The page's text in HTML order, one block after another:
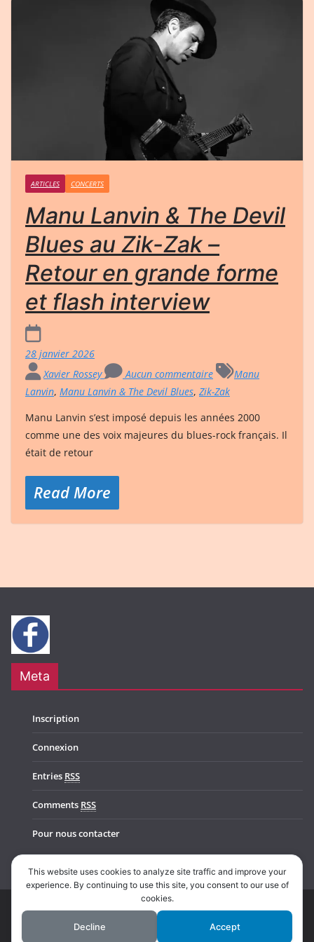
ARTICLES CONCERTS
Manu Lanvin & The Devil
Blues au Zik-Zak –
Retour en grande forme
et flash interview
28 janvier 2026
Xavier Rossey
Aucun commentaire
Manu
Lanvin, Manu Lanvin & The Devil Blues, Zik-Zak
Manu Lanvin s’est imposé depuis les années 2000
comme une des voix majeures du blues-rock français. Il
était de retour
Read More
Meta
Inscription
Connexion
Entries RSS
Comments RSS
Pour nous contacter
Copyright © 2026Music In Belgium. All rights reserved.
ColorMag Pro by ThemeGrill. Powered by
This website uses cookies to analyze site traffic and improve your
experience. By continuing to use this site, you consent to our use of
cookies.
Decline Accept